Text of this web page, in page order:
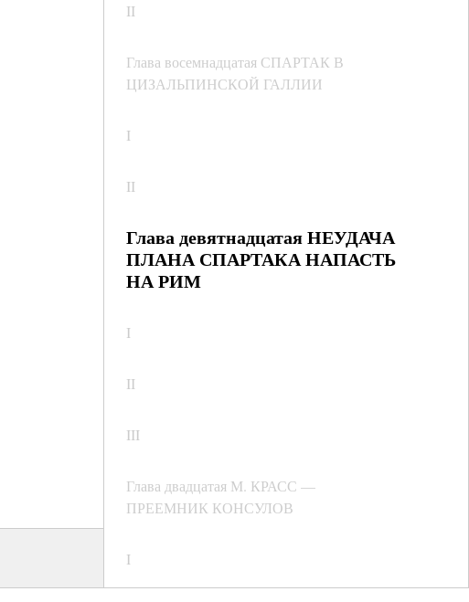
II
Глава восемнадцатая СПАРТАК В
ЦИЗАЛЬПИНСКОЙ ГАЛЛИИ
I
II
Глава девятнадцатая НЕУДАЧА
ПЛАНА СПАРТАКА НАПАСТЬ
НА РИМ
I
II
III
Глава двадцатая М. КРАСС —
ПРЕЕМНИК КОНСУЛОВ
I